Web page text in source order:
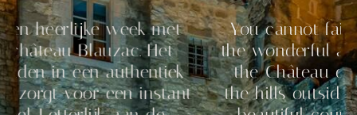
week met
Blauzac. Het
een authentiek
voor een instant
You cannot fail to be
the wonderful
the Château de
the hills outside Uzès